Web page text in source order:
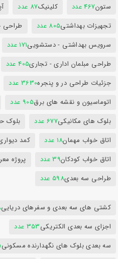
ستون467 عدد کلینیک87 عدد
تجهیزات بهداشتی805 عدد طراحی
سرویس بهداشتی - دستشویی171 عدد
طراحی مبلمان اداری - تجاری405 عدد
جزئیات طراحی در و پنجره3630 عدد
اتوماسیون و نقشه های برق905 عدد
بلوک های مکانیکی677 عدد بلوک
اتاق خواب مهمان18 عدد کمد
اتاق خواب کودکان39 عدد پروژه
طراحی سه بعدی598 عدد
کشتی های سه بعدی و سفرهای دریایی
اجزای سه بعدی الکتریکی353 عدد
سه بعدی بلوک های نگهدارنده مسکونی